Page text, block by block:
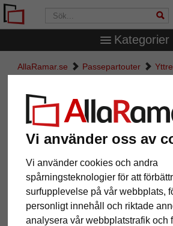
Vi använder oss av
Vi använder cookies och andra
spårningsteknologier för att
surfupplevelse på vår webbplats,
personligt innehåll och riktade
analysera vår webbplatstrafik och
Kategorier
AllaRamar.se Passepartouter
Måttbeställd
Pictures Preview